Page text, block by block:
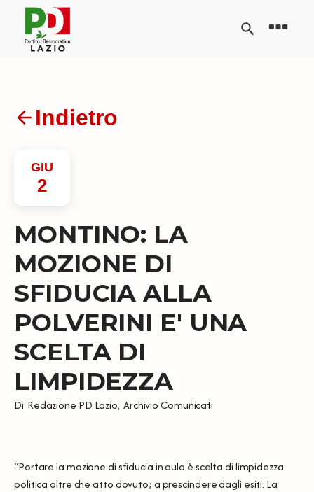
Indietro
GIU
2
MONTINO: LA
MOZIONE DI
SFIDUCIA ALLA
POLVERINI E' UNA
SCELTA DI
LIMPIDEZZA
Di Redazione PD Lazio, Archivio Comunicati
“Portare la mozione di sfiducia in aula è scelta di limpidezza
politica oltre che atto dovuto; a prescindere dagli esiti. La